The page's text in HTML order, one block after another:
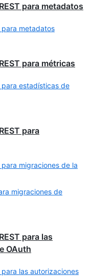
para metadatos
para metadatos
para métricas
para estadísticas de
para
migraciones de la
migraciones de
para las
OAuth
las autorizaciones